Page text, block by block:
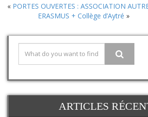
« PORTES OUVERTES : ASSOCIATION
ERASMUS + Collège d’Aytré »
ARTICLES